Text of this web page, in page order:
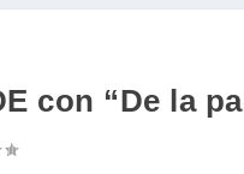
con “De la